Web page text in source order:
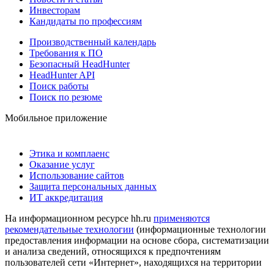
Инвесторам
Кандидаты по профессиям
Производственный календарь
Требования к ПО
Безопасный HeadHunter
HeadHunter API
Поиск работы
Поиск по резюме
Мобильное приложение
Этика и комплаенс
Оказание услуг
Использование сайтов
Защита персональных данных
ИТ аккредитация
На информационном ресурсе hh.ru применяются
рекомендательные технологии (информационные технологии
предоставления информации на основе сбора, систематизации
и анализа сведений, относящихся к предпочтениям
пользователей сети «Интернет», находящихся на территории